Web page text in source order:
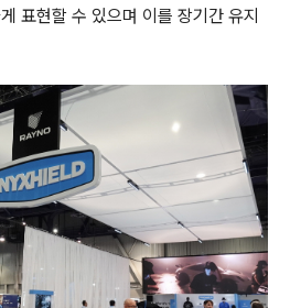
표현할 수 있으며 이를 장기간 유지